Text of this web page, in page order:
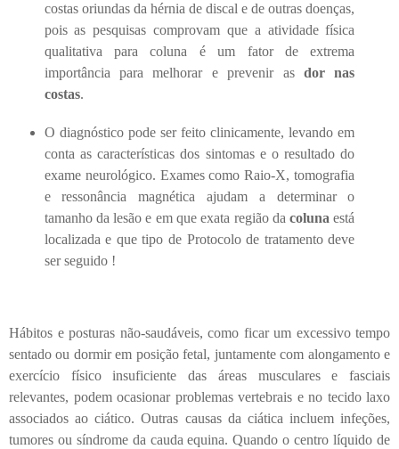
costas oriundas da hérnia de discal e de outras doenças,
pois as pesquisas comprovam que a atividade física
qualitativa para coluna é um fator de extrema
importância para melhorar e prevenir asdor nas
costas.
O diagnóstico pode ser feito clinicamente, levando em
conta as características dos sintomas e o resultado do
exame neurológico. Exames como Raio-X, tomografia
e ressonância magnética ajudam a determinar o
tamanho da lesão e em que exata região dacoluna está
localizada e que tipo de Protocolo de tratamento deve
ser seguido !
Hábitos e posturas não-saudáveis, como ficar um excessivo tempo
sentado ou dormir em posição fetal, juntamente com alongamento e
exercício físico insuficiente das áreas musculares e fasciais
relevantes, podem ocasionar problemas vertebrais e no tecido laxo
associados ao ciático. Outras causas da ciática incluem infeções,
tumores ou síndrome da cauda equina. Quando o centro líquido de